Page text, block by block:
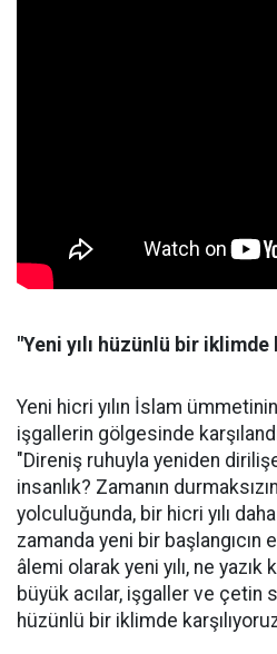
"Yeni yılı hüzünlü bir iklimde
Yeni hicri yılın İslam
işgallerin gölgesinde
"Direniş ruhuyla yeniden
insanlık? Zamanın
yolculuğunda, bir hicri yılı
zamanda yeni bir
âlemi olarak yeni yılı, ne
büyük acılar, işgaller ve çetin
hüzünlü bir iklimde